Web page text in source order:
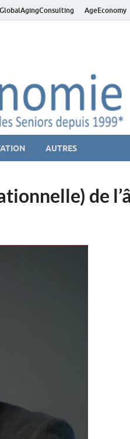
GlobalAgingConsulting AgeEconomy
AUTRES
de